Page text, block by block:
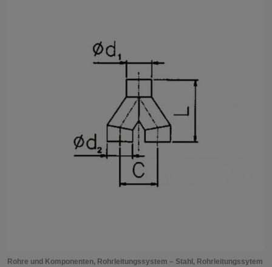
Rohre und Komponenten, Rohrleitungssystem – Stahl, Rohrleitungssytem